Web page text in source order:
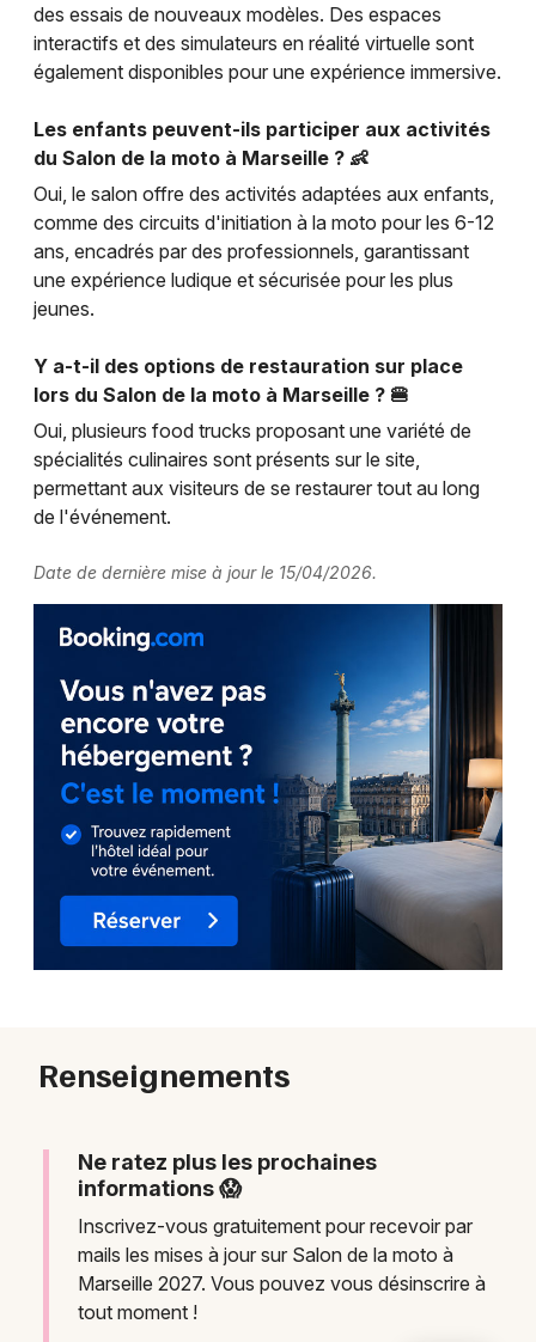
des essais de nouveaux modèles. Des espaces
interactifs et des simulateurs en réalité virtuelle sont
également disponibles pour une expérience immersive.
Les enfants peuvent-ils participer aux activités
du Salon de la moto à Marseille ? 👶
Oui, le salon offre des activités adaptées aux enfants,
comme des circuits d'initiation à la moto pour les 6-12
ans, encadrés par des professionnels, garantissant
une expérience ludique et sécurisée pour les plus
jeunes.
Y a-t-il des options de restauration sur place
lors du Salon de la moto à Marseille ? 🍔
Oui, plusieurs food trucks proposant une variété de
spécialités culinaires sont présents sur le site,
permettant aux visiteurs de se restaurer tout au long
de l'événement.
Date de dernière mise à jour le 15/04/2026.
Renseignements
Ne ratez plus les prochaines
informations 😱
Inscrivez-vous gratuitement pour recevoir par
mails les mises à jour sur Salon de la moto à
Marseille 2027. Vous pouvez vous désinscrire à
tout moment !